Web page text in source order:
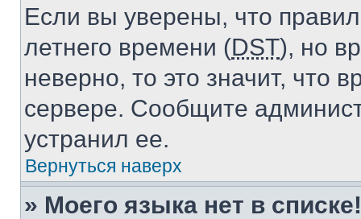
Если вы уверены, что
летнего времени (DST), но
неверно, то это значит, что
сервере. Сообщите
устранил ее.
Вернуться наверх
» Моего языка нет в списке!